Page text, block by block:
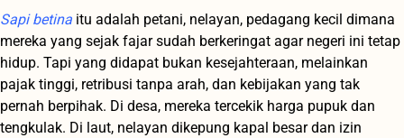
Sapi betina itu adalah petani, nelayan, pedagang kecil dimana
mereka yang sejak fajar sudah berkeringat agar negeri ini tetap
hidup. Tapi yang didapat bukan kesejahteraan, melainkan
pajak tinggi, retribusi tanpa arah, dan kebijakan yang tak
pernah berpihak. Di desa, mereka tercekik harga pupuk dan
tengkulak. Di laut, nelayan dikepung kapal besar dan izin